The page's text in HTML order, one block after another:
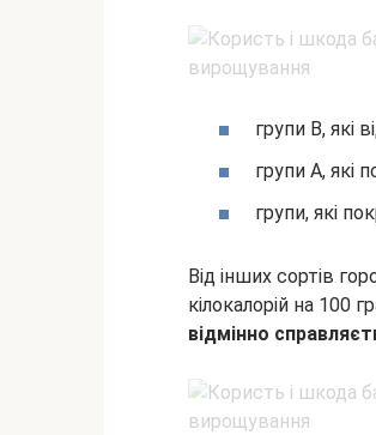
групи В, які
групи А, які
групи, які
Від інших сортів
кілокалорій на 100
відмінно